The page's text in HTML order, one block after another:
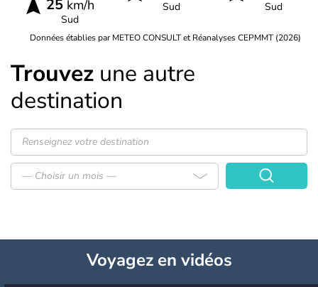
25km/h
Sud
Sud Sud
Données établies par METEO CONSULT et Réanalyses CEPMMT (2026)
Trouvez une autre
destination
— Choisir un mois —
Voyagezen vidéos